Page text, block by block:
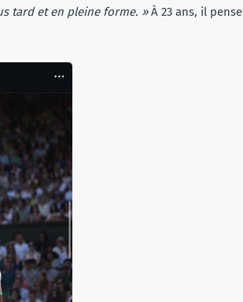
tard et en pleine forme. »À 23 ans, il pense